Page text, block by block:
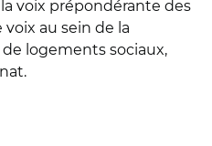
voix prépondérante des
voix au sein de la
logements sociaux,